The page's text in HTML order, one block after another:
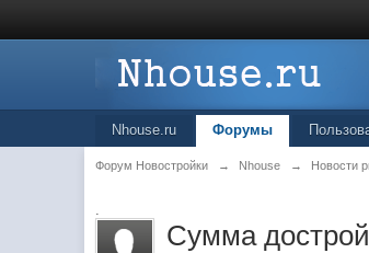
Nhouse.ru Форумы
Форум Новостройки → Nhouse → Новости
.
Сумма